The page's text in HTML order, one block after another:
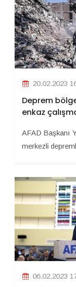
20.02.2023
Deprem
enkaz
AFAD Başkanı
merkezli
06.02.2023